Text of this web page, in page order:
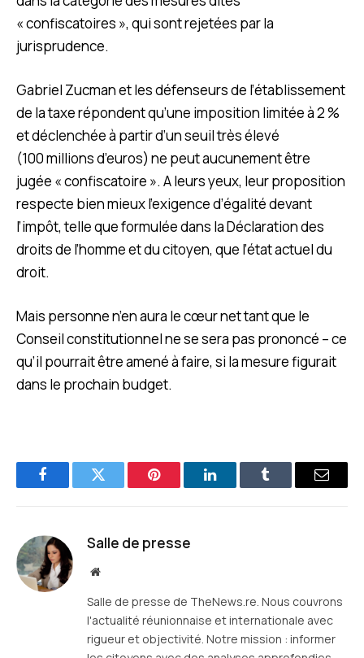
« confiscatoires », qui sont rejetées par la
jurisprudence.
Gabriel Zucman et les défenseurs de l’établissement
de la taxe répondent qu’une imposition limitée à 2 %
et déclenchée à partir d’un seuil très élevé
(100 millions d’euros) ne peut aucunement être
jugée « confiscatoire ». A leurs yeux, leur proposition
respecte bien mieux l’exigence d’égalité devant
l’impôt, telle que formulée dans la Déclaration des
droits de l’homme et du citoyen, que l’état actuel du
droit.
Mais personne n’en aura le cœur net tant que le
Conseil constitutionnel ne se sera pas prononcé – ce
qu’il pourrait être amené à faire, si la mesure figurait
dans le prochain budget.
FacebookTwitter Pinterest LinkedInTumblr
E-
Salle de presse
Site
Salle de presse de TheNews.re. Nous couvrons
l'actualité réunionnaise et internationale avec
rigueur et objectivité. Notre mission : informer